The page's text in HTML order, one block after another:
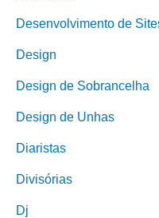
Desenvolvimento de
Design
Design de Sobrancelha
Design de Unhas
Diaristas
Divisórias
Dj